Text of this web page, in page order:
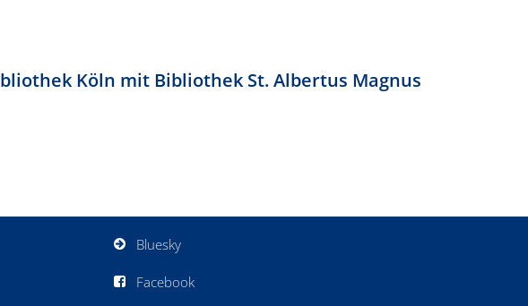
Köln mit Bibliothek St. Albertus Magnus
Bluesky
Facebook